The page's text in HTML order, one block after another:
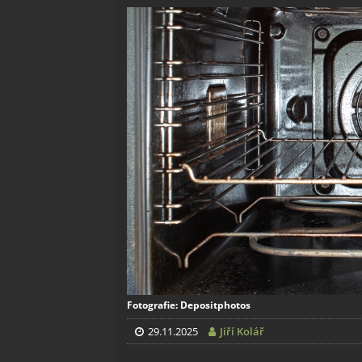
Fotografie: Depositphotos
29.11.2025 Jiří Kolář